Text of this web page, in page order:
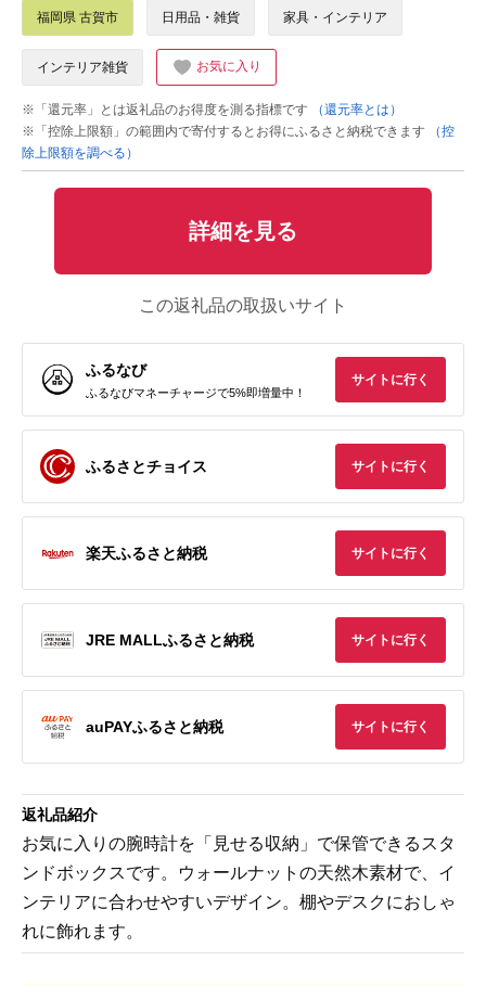
福岡県 古賀市 日用品・雑貨 家具・インテリア
インテリア雑貨 お気に入り
※「還元率」とは返礼品のお得度を測る指標です
（還元率とは）
※「控除上限額」の範囲内で寄付するとお得にふるさと納税できます
（控
除上限額を調べる）
詳細を見る
この返礼品の取扱いサイト
ふるなび
ふるなびマネーチャージで5%即増量中！
サイトに行く
ふるさとチョイス サイトに行く
楽天ふるさと納税 サイトに行く
JRE MALLふるさと納税 サイトに行く
auPAYふるさと納税 サイトに行く
返礼品紹介
お気に入りの腕時計を「見せる収納」で保管できるスタ
ンドボックスです。ウォールナットの天然木素材で、イ
ンテリアに合わせやすいデザイン。棚やデスクにおしゃ
れに飾れます。